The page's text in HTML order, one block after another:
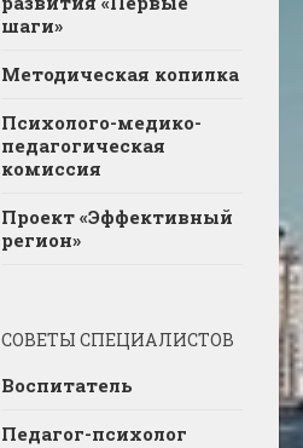
шаги»
Методическая копилка
Психолого-медико-
педагогическая
комиссия
Проект «Эффективный
регион»
СОВЕТЫ СПЕЦИАЛИСТОВ
Воспитатель
Педагог-психолог